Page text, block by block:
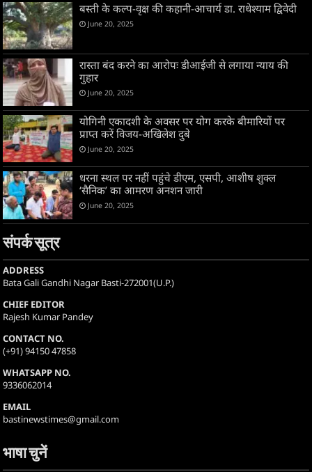
बस्ती के कल्प-वृक्ष की कहानी-आचार्य डा. राधेश्याम द्विवेदी
June 20, 2025
रास्ता बंद करने का आरोपः डीआईजी से लगाया न्याय की
गुहार
June 20, 2025
योगिनी एकादशी के अवसर पर योग करके बीमारियों पर
प्राप्त करें विजय-अखिलेश दुबे
June 20, 2025
धरना स्थल पर नहीं पहुंचे डीएम, एसपी, आशीष शुक्ल
‘सैनिक’ का आमरण अनशन जारी
June 20, 2025
संपर्क सूत्र
ADDRESS
Bata Gali Gandhi Nagar Basti-272001(U.P.)
CHIEF EDITOR
Rajesh Kumar Pandey
CONTACT NO.
(+91) 94150 47858
WHATSAPP NO.
9336062014
EMAIL
bastinewstimes@gmail.com
भाषा चुनें